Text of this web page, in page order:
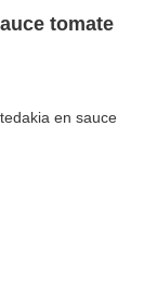
tomate